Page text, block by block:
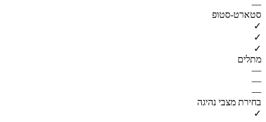
—
סטארט-סטופ
✓
✓
✓
מתלים
—
—
—
בחירת מצבי נהיגה
✓